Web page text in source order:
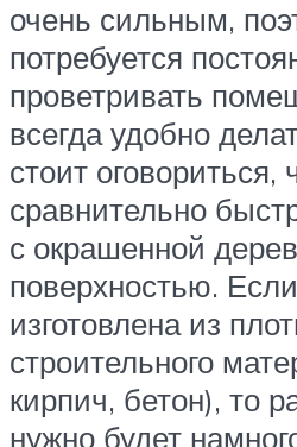
очень сильным,
потребуется
проветривать
всегда удобно
стоит оговориться,
сравнительно
с окрашенной
поверхностью.
изготовлена из
строительного
кирпич, бетон), то
нужно будет